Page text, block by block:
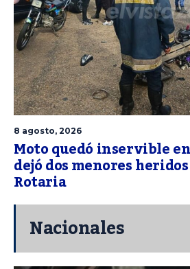
8 agosto, 2026
Moto quedó inservible
dejó dos menores
Rotaria
Nacionales